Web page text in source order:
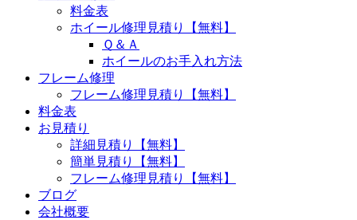
料金表
ホイール修理見積り【無料】
Ｑ＆Ａ
ホイールのお手入れ方法
フレーム修理
フレーム修理見積り【無料】
料金表
お見積り
詳細見積り【無料】
簡単見積り【無料】
フレーム修理見積り【無料】
ブログ
会社概要